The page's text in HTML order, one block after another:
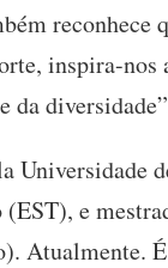
reconhece
inspira-
da
Universidade
e
Atualmente.